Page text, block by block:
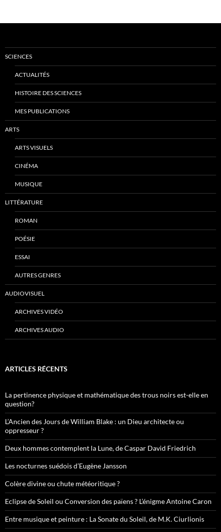
SCIENCES
ACTUALITÉS
HISTOIRE DES SCIENCES
MES PUBLICATIONS
ARTS
ARTS VISUELS
CINÉMA
MUSIQUE
LITTÉRATURE
ROMAN
POÉSIE
ESSAI
AUTRES GENRES
AUDIOVISUEL
ARCHIVES VIDÉO
ARCHIVES AUDIO
ARTICLES RÉCENTS
La pertinence physique et mathématique des trous noirs est-elle en
question?
L’Ancien des Jours de William Blake : un Dieu architecte ou
oppresseur ?
Deux hommes contemplent la Lune, de Caspar David Friedrich
Les nocturnes suédois d’Eugène Jansson
Colère divine ou chute météoritique ?
Eclipse de Soleil ou Conversion des païens ? L’énigme Antoine Caron
Entre musique et peinture : La Sonate du Soleil, de M.K. Ciurlionis